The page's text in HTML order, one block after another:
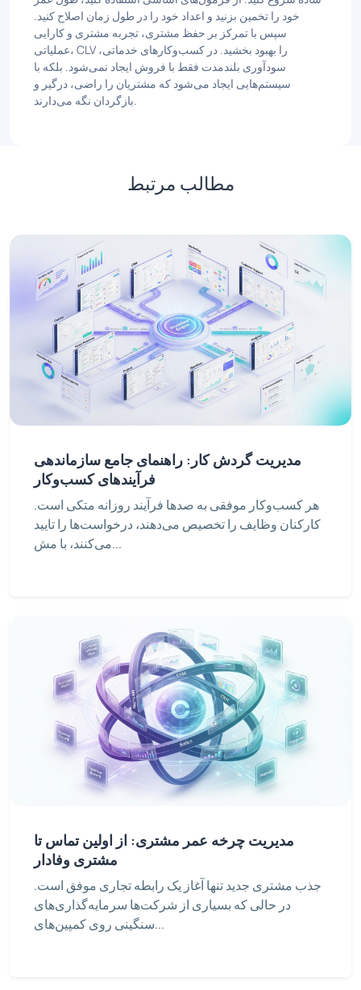
خود را تخمین بزنید و اعداد خود را در طول زمان اصلاح کنید.
سپس با تمرکز بر حفظ مشتری، تجربه مشتری و کارایی
عملیاتی، CLV را بهبود بخشید. در کسب‌وکارهای خدماتی،
سودآوری بلندمدت فقط با فروش ایجاد نمی‌شود. بلکه با
سیستم‌هایی ایجاد می‌شود که مشتریان را راضی، درگیر و
بازگردان نگه می‌دارند.
مطالب مرتبط
مدیریت گردش کار: راهنمای جامع سازماندهی
فرآیندهای کسب‌وکار
هر کسب‌وکار موفقی به صدها فرآیند روزانه متکی است.
کارکنان وظایف را تخصیص می‌دهند، درخواست‌ها را تایید
می‌کنند، با مش...
مدیریت چرخه عمر مشتری: از اولین تماس تا
مشتری وفادار
جذب مشتری جدید تنها آغاز یک رابطه تجاری موفق است.
در حالی که بسیاری از شرکت‌ها سرمایه‌گذاری‌های
سنگینی روی کمپین‌های...